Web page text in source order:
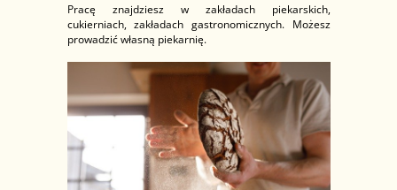
Pracę znajdziesz w zakładach piekarskich,
cukierniach, zakładach gastronomicznych. Możesz
prowadzić własną piekarnię.